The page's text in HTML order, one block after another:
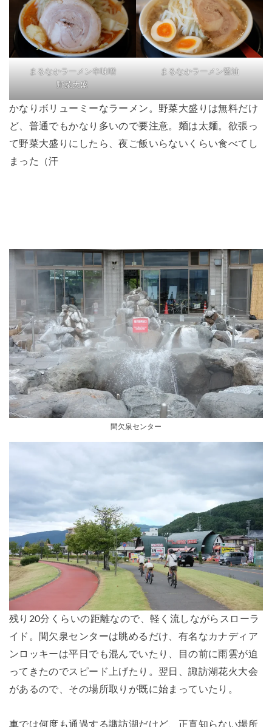
まるなかラーメン辛味噌
野菜大盛
まるなかラーメン醤油
かなりボリューミーなラーメン。野菜大盛りは無料だけ
ど、普通でもかなり多いので要注意。麺は太麺。欲張っ
て野菜大盛りにしたら、夜ご飯いらないくらい食べてし
まった（汗
間欠泉センター
残り20分くらいの距離なので、軽く流しながらスローラ
イド。間欠泉センターは眺めるだけ、有名なカナディア
ンロッキーは平日でも混んでいたり、目の前に雨雲が迫
ってきたのでスピード上げたり。翌日、諏訪湖花火大会
があるので、その場所取りが既に始まっていたり。
車では何度も通過する諏訪湖だけど、正直知らない場所